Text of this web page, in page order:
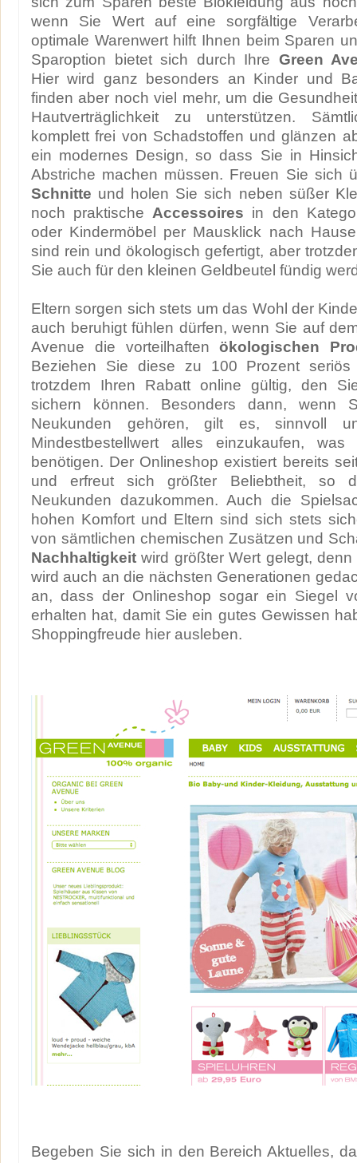
wenn Sie Wert auf eine sorgfältige
optimale Warenwert hilft Ihnen beim Sparen
Sparoption bietet sich durch Ihre Green
Hier wird ganz besonders an Kinder und
finden aber noch viel mehr, um die
Hautverträglichkeit zu unterstützen.
komplett frei von Schadstoffen und glänzen
ein modernes Design, so dass Sie in
Abstriche machen müssen. Freuen Sie sich
Schnitte und holen Sie sich neben süßer
noch praktische Accessoires in den
oder Kindermöbel per Mausklick nach
sind rein und ökologisch gefertigt, aber
Sie auch für den kleinen Geldbeutel fündig
Eltern sorgen sich stets um das Wohl der
auch beruhigt fühlen dürfen, wenn Sie auf
Avenue die vorteilhaftenökologischen
Beziehen Sie diese zu 100 Prozent
trotzdem Ihren Rabatt online gültig, den
sichern können. Besonders dann, wenn
Neukunden gehören, gilt es, sinnvoll
Mindestbestellwert alles einzukaufen,
benötigen. Der Onlineshop existiert bereits
und erfreut sich größter Beliebtheit, so
Neukunden dazukommen. Auch die
hohen Komfort und Eltern sind sich stets
von sämtlichen chemischen Zusätzen und
Nachhaltigkeit wird größter Wert gelegt,
wird auch an die nächsten Generationen
an, dass der Onlineshop sogar ein Siegel
erhalten hat, damit Sie ein gutes Gewissen
Shoppingfreude hier ausleben.
Begeben Sie sich in den Bereich Aktuelles,